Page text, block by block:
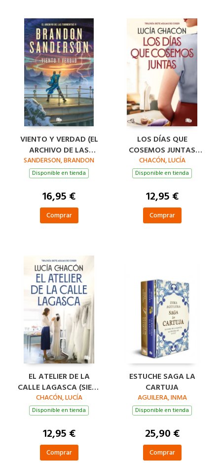
VIENTO Y VERDAD (EL
ARCHIVO DE LAS
TORMENTAS 5)
SANDERSON, BRANDON
Disponible en tienda
16,95 €
Comprar
LOS DÍAS QUE
COSEMOS JUNTAS
(SIETE AGUJAS DE
COSER 2)
CHACÓN, LUCÍA
Disponible en tienda
12,95 €
Comprar
EL ATELIER DE LA
CALLE LAGASCA (SIETE
AGUJAS DE COSER 3)
CHACÓN, LUCÍA
Disponible en tienda
12,95 €
Comprar
ESTUCHE SAGA LA
CARTUJA
AGUILERA, INMA
Disponible en tienda
25,90 €
Comprar